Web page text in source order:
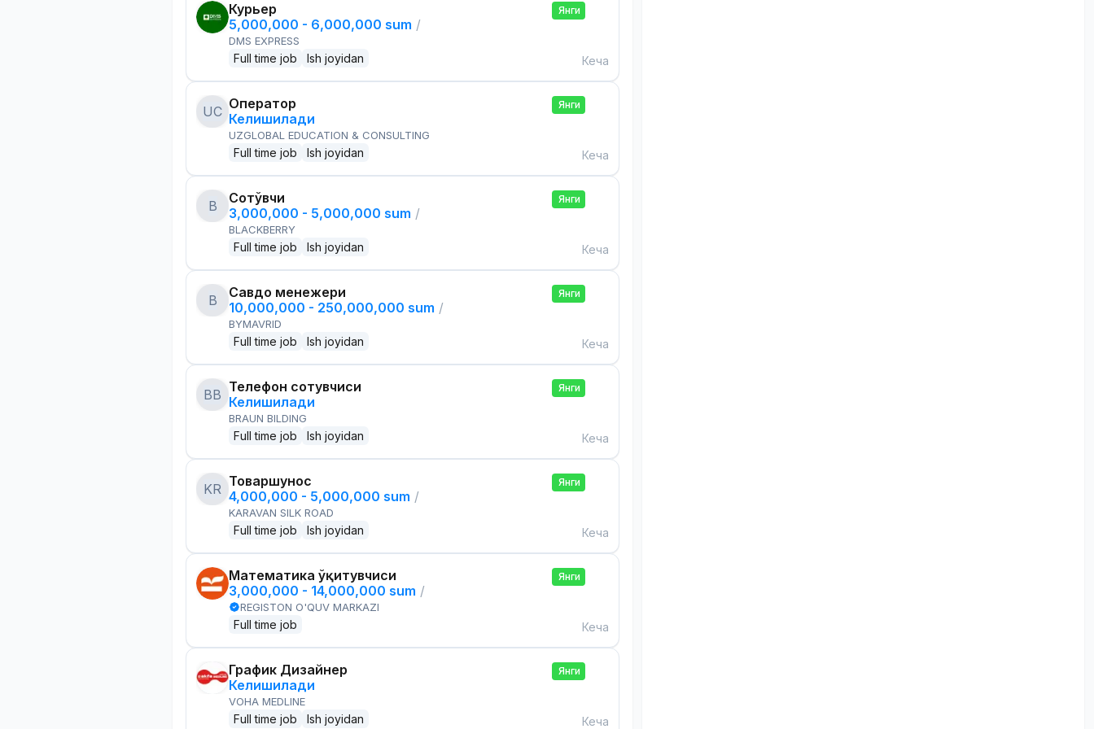
Курьер
5,000,000 - 6,000,000 sum /
DMS EXPRESS
Full time job Ish joyidan
Янги
Кеча
UC Оператор
Келишилади
UZGLOBAL EDUCATION & CONSULTING
Full time job Ish joyidan
Янги
Кеча
B
Сотўвчи
3,000,000 - 5,000,000 sum /
BLACKBERRY
Full time job Ish joyidan
Янги
Кеча
B
Савдо менежери
10,000,000 - 250,000,000 sum /
BYMAVRID
Full time job Ish joyidan
Янги
Кеча
BB Телефон сотувчиси
Келишилади
BRAUN BILDING
Full time job Ish joyidan
Янги
Кеча
KR Товаршунос
4,000,000 - 5,000,000 sum /
KARAVAN SILK ROAD
Full time job Ish joyidan
Янги
Кеча
Математика ўқитувчиси
3,000,000 - 14,000,000 sum /
REGISTON O'QUV MARKAZI
Full time job
Янги
Кеча
График Дизайнер
Келишилади
VOHA MEDLINE
Full time job Ish joyidan
Янги
Кеча